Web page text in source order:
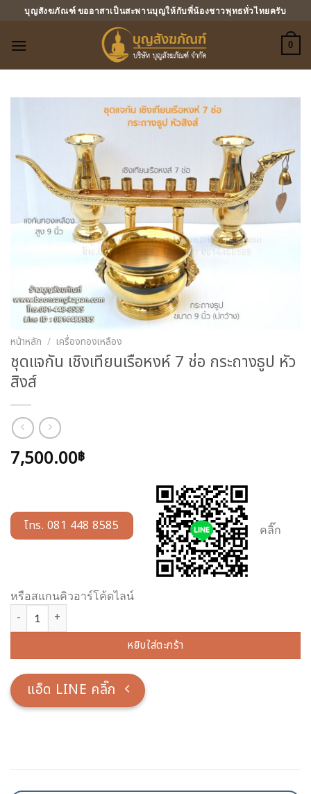
บุญสังฆภัณฑ์ ขออาสาเป็นสะพานบุญให้กับพี่น้องชาวพุทธทั่วไทยครับ
0
หน้าหลัก / เครื่องทองเหลือง
ชุดแจกัน เชิงเทียนเรือหงห์ 7 ช่อ กระถางธูป หัว
สิงส์
7,500.00฿
โทร. 081 448 8585 คลิ๊ก
หรือสแกนคิวอาร์โค้ดไลน์
จำนวน ชุดแจกัน เชิงเทียนเรือหงห์ 7 ช่อ กระถางธูป หัวสิงส์ ชิ้น
หยิบใส่ตะกร้า
แอ็ด LINE คลิ๊ก